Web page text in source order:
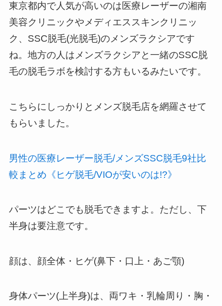
東京都内で人気が高いのは 医療レーザーの湘南
美容クリニックやメディエススキンクリニッ
ク、SSC脱毛(光脱毛)のメンズラクシアです
ね。 地方の人はメンズラクシアと一緒のSSC脱
毛の脱毛ラボを検討する方もいるみたいです。
こちらにしっかりとメンズ脱毛店を網羅させて
もらいました。
男性の医療レーザー脱毛/メンズSSC脱毛9社比
較まとめ《ヒゲ脱毛/VIOが安いのは!?》
パーツはどこでも脱毛できますよ。ただし、下
半身は要注意です。
顔は、顔全体・ヒゲ(鼻下・口上・あご顎)
身体パーツ(上半身)は、両ワキ・乳輪周り・胸・